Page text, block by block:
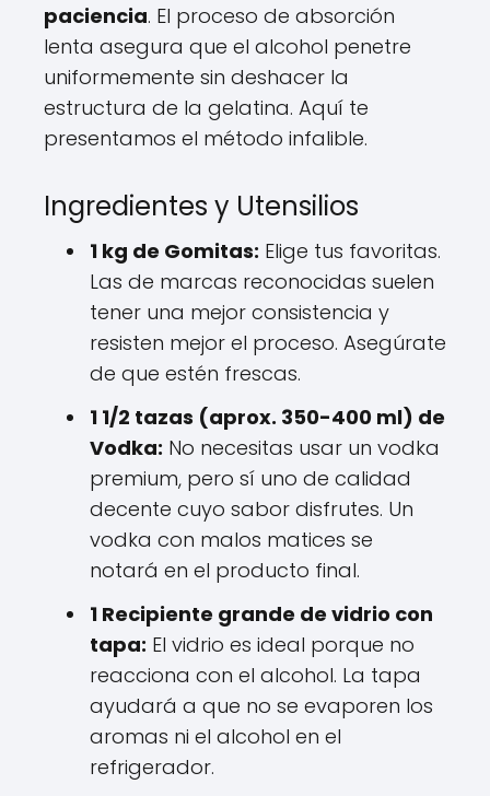
paciencia. El proceso de absorción
lenta asegura que el alcohol penetre
uniformemente sin deshacer la
estructura de la gelatina. Aquí te
presentamos el método infalible.
Ingredientes y Utensilios
1 kg de Gomitas: Elige tus favoritas.
Las de marcas reconocidas suelen
tener una mejor consistencia y
resisten mejor el proceso. Asegúrate
de que estén frescas.
1 1/2 tazas (aprox. 350-400 ml) de
Vodka: No necesitas usar un vodka
premium, pero sí uno de calidad
decente cuyo sabor disfrutes. Un
vodka con malos matices se
notará en el producto final.
1 Recipiente grande de vidrio con
tapa: El vidrio es ideal porque no
reacciona con el alcohol. La tapa
ayudará a que no se evaporen los
aromas ni el alcohol en el
refrigerador.